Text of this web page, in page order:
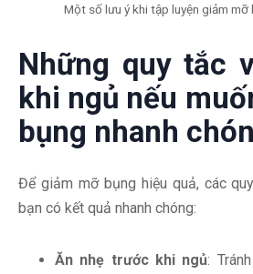
Một số lưu ý khi tập luyện giảm
Những quy tắc
khi ngủ nếu
bụng nhanh
Để giảm mỡ bụng hiệu quả, các
bạn có kết quả nhanh chóng:
Ăn nhẹ trước khi ngủ: